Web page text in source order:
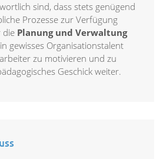
sind, dass stets genügend
Prozesse zur Verfügung
die Planung und Verwaltung
gewisses Organisationstalent
zu motivieren und zu
Geschick weiter.